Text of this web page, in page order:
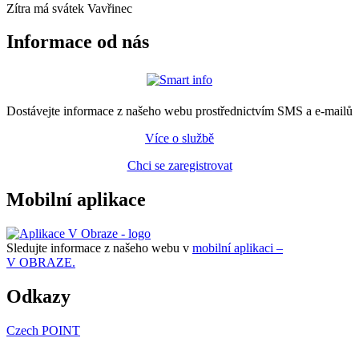
Zítra má svátek Vavřinec
Informace od nás
Dostávejte informace z našeho webu prostřednictvím SMS a e-mailů
Více o službě
Chci se zaregistrovat
Mobilní aplikace
Sledujte informace z našeho webu v mobilní aplikaci –
V OBRAZE.
Odkazy
Czech POINT